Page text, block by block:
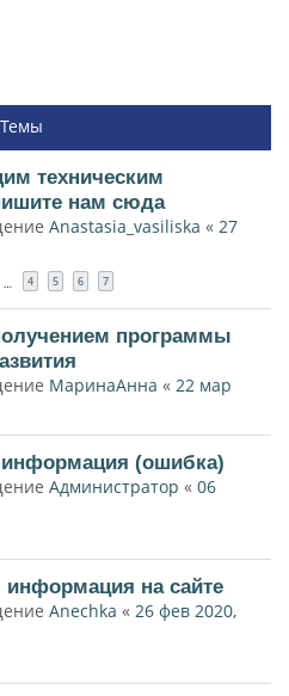
Темы
техническим
нам сюда
Anastasia_vasiliska « 27
… 4 5 6 7
программы
МаринаАнна « 22 мар
информация (ошибка)
Администратор « 06
информация на сайте
Anechka « 26 фев 2020,